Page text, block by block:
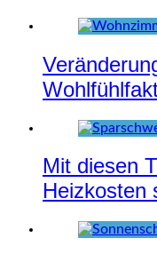
Mit diesen
Heizkosten